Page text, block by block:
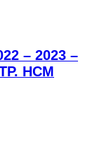
– 2023 –
HCM